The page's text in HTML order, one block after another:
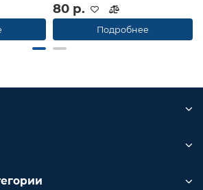
80 р.
Подробнее